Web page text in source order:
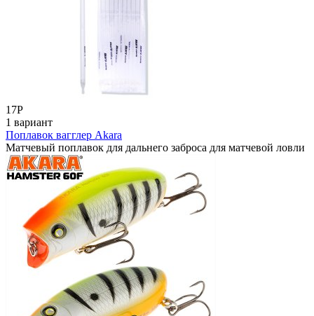
17Р
1 вариант
Поплавок вагглер Akara
Матчевый поплавок для дальнего заброса для матчевой ловли